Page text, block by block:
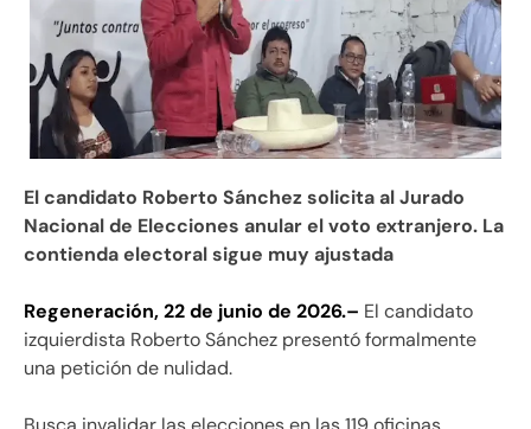
El candidato Roberto Sánchez solicita al Jurado
Nacional de Elecciones anular el voto extranjero. La
contienda electoral sigue muy ajustada
Regeneración, 22 de junio de 2026.– El candidato
izquierdista Roberto Sánchez presentó formalmente
una petición de nulidad.